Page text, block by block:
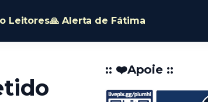
Leitores🙏 Alerta de Fátima
:: ❤️Apoie ::